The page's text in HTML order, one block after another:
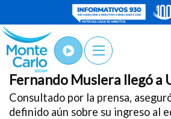
Deporte
¿PEÑAROL?
Fernando Muslera llegó a
Consultado por la prensa,
definido aún sobre su ingreso al